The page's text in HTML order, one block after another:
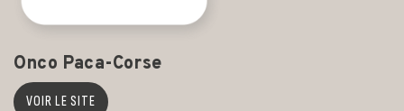
Onco Paca-Corse
VOIR LE SITE